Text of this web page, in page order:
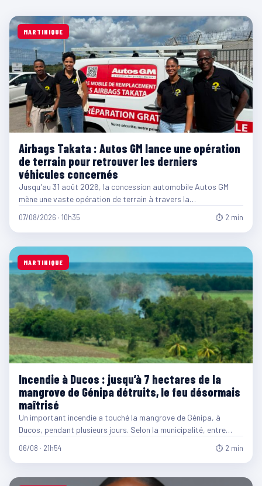
MARTINIQUE
Airbags Takata : Autos GM lance une opération
de terrain pour retrouver les derniers
véhicules concernés
Jusqu'au 31 août 2026, la concession automobile Autos GM
mène une vaste opération de terrain à travers la…
07/08/2026 · 10h35 ⏱ 2 min
MARTINIQUE
Incendie à Ducos : jusqu’à 7 hectares de la
mangrove de Génipa détruits, le feu désormais
maîtrisé
Un important incendie a touché la mangrove de Génipa, à
Ducos, pendant plusieurs jours. Selon la municipalité, entre…
06/08 · 21h54 ⏱ 2 min